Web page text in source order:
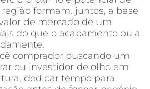
formam, juntos, a base
de mercado de um
do que o acabamento ou a
comprador buscando um
ou investidor de olho em
dedicar tempo para